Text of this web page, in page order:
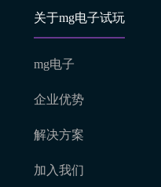
关于mg电子试玩
mg电子
企业优势
解决方案
加入我们